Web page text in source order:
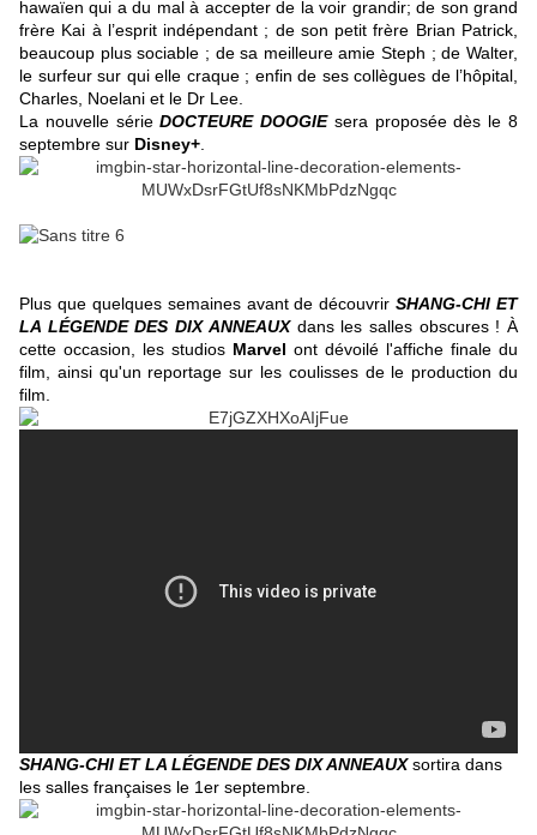
hawaïen qui a du mal à accepter de la voir grandir; de son grand
frère Kai à l’esprit indépendant ; de son petit frère Brian Patrick,
beaucoup plus sociable ; de sa meilleure amie Steph ; de Walter,
le surfeur sur qui elle craque ; enfin de ses collègues de l’hôpital,
Charles, Noelani et le Dr Lee.
La nouvelle sérieDOCTEURE DOOGIE sera proposée dès le 8
septembre sur Disney+
Plus que quelques semaines avant de découvrirSHANG-CHI ET
LA LÉGENDE DES DIX ANNEAUXdans les salles obscures ! À
cette occasion, les studios Marvel ont dévoilé l'affiche finale du
film, ainsi qu'un reportage sur les coulisses de le production du
film.
SHANG-CHI ET LA LÉGENDE DES DIX ANNEAUXsortira dans
les salles françaises le 1er septembre.